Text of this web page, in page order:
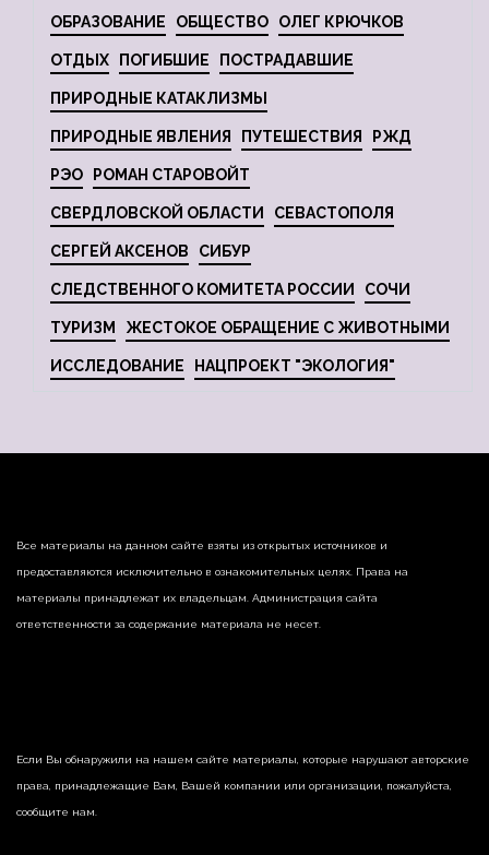
ОБРАЗОВАНИЕ ОБЩЕСТВО ОЛЕГ КРЮЧКОВ
ОТДЫХ ПОГИБШИЕ ПОСТРАДАВШИЕ
ПРИРОДНЫЕ КАТАКЛИЗМЫ
ПРИРОДНЫЕ ЯВЛЕНИЯ ПУТЕШЕСТВИЯ РЖД
РЭО РОМАН СТАРОВОЙТ
СВЕРДЛОВСКОЙ ОБЛАСТИ СЕВАСТОПОЛЯ
СЕРГЕЙ АКСЕНОВ СИБУР
СЛЕДСТВЕННОГО КОМИТЕТА РОССИИ СОЧИ
ТУРИЗМ ЖЕСТОКОЕ ОБРАЩЕНИЕ С ЖИВОТНЫМИ
ИССЛЕДОВАНИЕ НАЦПРОЕКТ "ЭКОЛОГИЯ"
Все материалы на данном сайте взяты из открытых источников и
предоставляются исключительно в ознакомительных целях. Права на
материалы принадлежат их владельцам. Администрация сайта
ответственности за содержание материала не несет.
Если Вы обнаружили на нашем сайте материалы, которые нарушают авторские
права, принадлежащие Вам, Вашей компании или организации, пожалуйста,
сообщите нам.